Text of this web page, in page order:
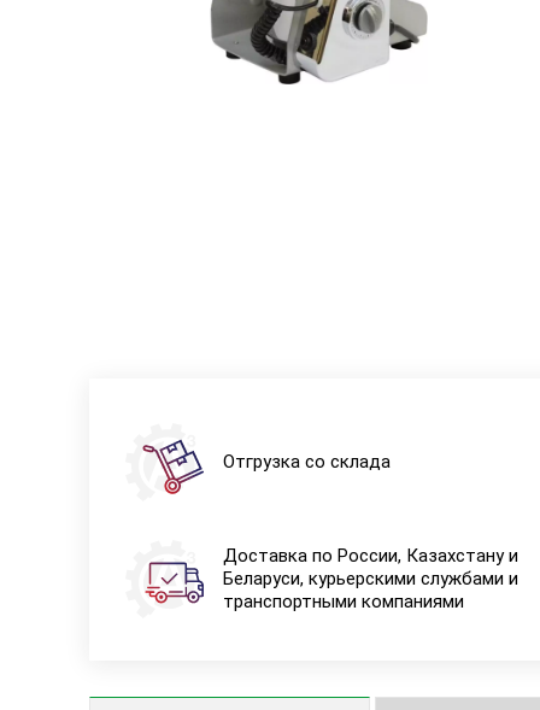
Отгрузка со склада
Доставка по России, Казахстану и
Беларуси, курьерскими службами и
транспортными компаниями